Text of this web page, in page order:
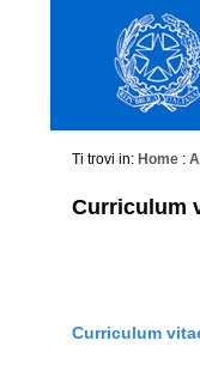
Ti trovi in: Home :
Curriculum
Curriculum